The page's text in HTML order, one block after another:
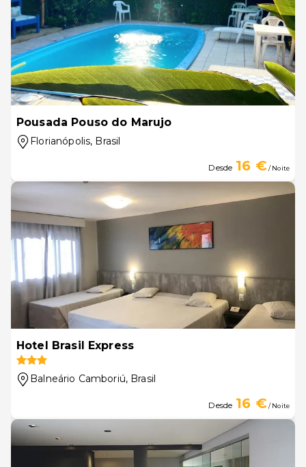
Pousada Pouso do Marujo
Florianópolis, Brasil
Desde 16 €/ Noite
Hotel Brasil Express
Balneário Camboriú, Brasil
Desde 16 €/ Noite